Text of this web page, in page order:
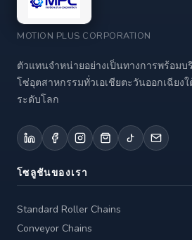
MOTION PLUS CORPORATION
ตัวแทนจำหน่ายอย่างเป็นทางการพร้อม
โซ่อุตสาหกรรมทั่วเอเชียตะวันออกเฉียง
ระดับโลก
โซลูชันของเรา
Standard Roller Chains
Conveyor Chains